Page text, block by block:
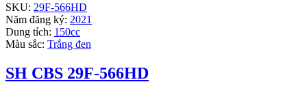
SKU: 29F-566HD
Năm đăng ký: 2021
Dung tích: 150cc
Màu sắc: Trắng đen
SH CBS 29F-566HD